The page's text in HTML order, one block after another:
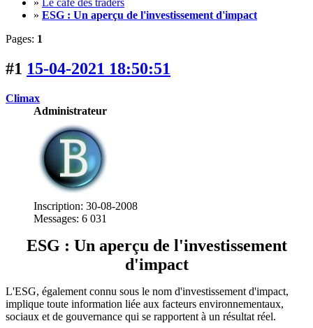
» Le café des traders
» ESG : Un aperçu de l'investissement d'impact
Pages: 1
#1 15-04-2021 18:50:51
Climax
Administrateur
Inscription: 30-08-2008
Messages: 6 031
ESG : Un aperçu de l'investissement
d'impact
L'ESG, également connu sous le nom d'investissement d'impact,
implique toute information liée aux facteurs environnementaux,
sociaux et de gouvernance qui se rapportent à un résultat réel.